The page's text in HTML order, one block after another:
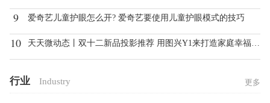
9 爱奇艺儿童护眼怎么开? 爱奇艺要使用儿童护眼模式的技巧
10 天天微动态丨双十二新品投影推荐 用图兴Y1来打造家庭幸福氛围感
行业 Industry 更多